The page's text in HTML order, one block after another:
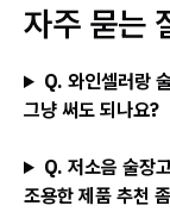
자주 묻는
Q. 와인셀러랑
그냥 써도 되나요?
Q. 저소음 술장
조용한 제품 추천